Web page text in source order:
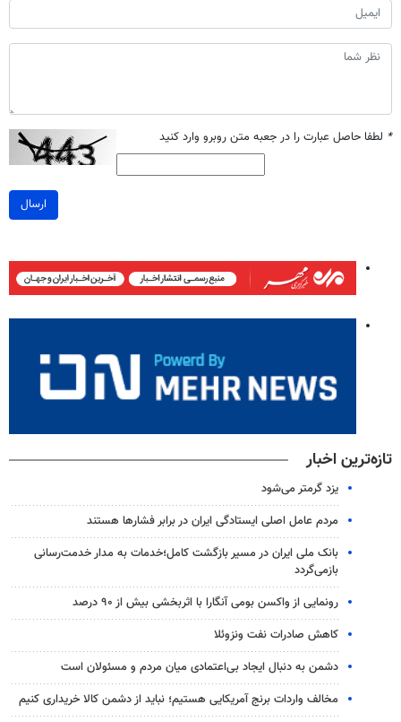
* لطفا حاصل عبارت را در جعبه متن روبرو وارد کنید
ارسال
تازه‌ترین اخبار
یزد گرمتر می‌شود
مردم عامل اصلی ایستادگی ایران در برابر فشارها هستند
بانک ملی ایران در مسیر بازگشت کامل؛خدمات به مدار خدمت‌رسانی
بازمی‌گردد
رونمایی از واکسن بومی آنگارا با اثربخشی بیش از ۹۰ درصد
کاهش صادرات نفت ونزوئلا
دشمن به دنبال ایجاد بی‌اعتمادی میان مردم و مسئولان است
مخالف واردات برنج آمریکایی هستیم؛ نباید از دشمن کالا خریداری کنیم